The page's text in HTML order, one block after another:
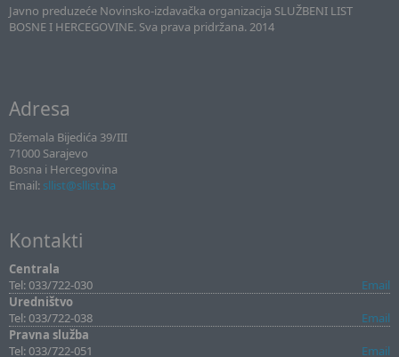
Javno preduzeće Novinsko-izdavačka organizacija SLUŽBENI LIST
BOSNE I HERCEGOVINE. Sva prava pridržana. 2014
Adresa
Džemala Bijedića 39/III
71000 Sarajevo
Bosna i Hercegovina
Email: sllist@sllist.ba
Kontakti
Centrala
Tel: 033/722-030
Email
Uredništvo
Tel: 033/722-038
Email
Pravna služba
Tel: 033/722-051
Email